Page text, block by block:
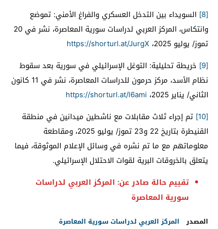
[8]
السويداء بين التدخل العسكري والفراغ الأمني: تموضع
وانتكاس، المركز العربي لدراسات سورية المعاصرة، نشر في 20
تموز/ يوليو 2025،
https://shorturl.at/JurgX
[9]
خريطة تحليلية: التوغل الإسرائيلي في سورية بعد سقوط
نظام الأسد، مركز حرمون للدراسات المعاصرة، نشر في 11 كانون
الثاني/ يناير 2025،
https://shorturl.at/l6ami
[10]
تم إجراء ثلاث مقابلات مع ناشطين ميدانين في منطقة
القنيطرة بتاريخ 22 و23 تموز/ يوليو 2025، ومقاطعة
معلوماتهم مع ما تم نشره في وسائل الإعلام الموثوقة، فيما
يتعلق بالخروقات البرية لقوات الاحتلال الإسرائيلي.
تقييم حالة صادر عن: المركز العربي لدراسات
سورية المعاصرة
المصدر المركز العربي لدراسات سورية المعاصرة